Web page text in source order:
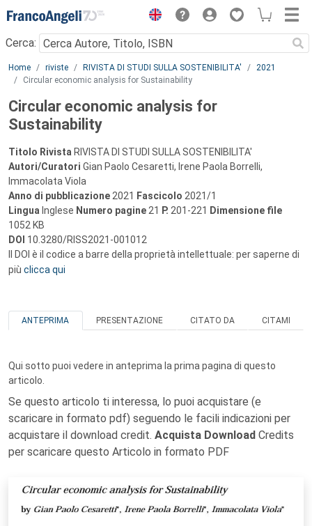
Menu
Cerca:
Main content
Home riviste RIVISTA DI STUDI SULLA SOSTENIBILITA'
2021
Circular economic analysis for Sustainability
Circular economic analysis for
Sustainability
Titolo Rivista RIVISTA DI STUDI SULLA SOSTENIBILITA'
Autori/Curatori Gian Paolo Cesaretti, Irene Paola Borrelli,
Immacolata Viola
Anno di pubblicazione 2021 Fascicolo 2021/1
Lingua Inglese Numero pagine 21 P. 201-221 Dimensione file
1052 KB
DOI 10.3280/RISS2021-001012
Il DOI è il codice a barre della proprietà intellettuale: per saperne di
più clicca qui
ANTEPRIMA PRESENTAZIONE CITATO DA CITAMI
Qui sotto puoi vedere in anteprima la prima pagina di questo
articolo.
Se questo articolo ti interessa, lo puoi acquistare (e
scaricare in formato pdf) seguendo le facili indicazioni per
acquistare il download credit. Acquista Download Credits
per scaricare questo Articolo in formato PDF